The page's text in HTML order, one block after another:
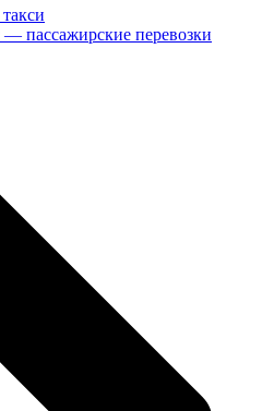
пассажирские перевозки